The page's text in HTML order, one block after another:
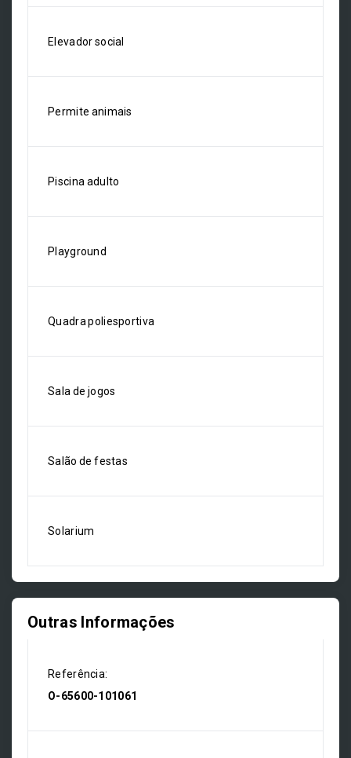
Elevador social
Permite animais
Piscina adulto
Playground
Quadra poliesportiva
Sala de jogos
Salão de festas
Solarium
Outras Informações
Referência:
O-65600-101061